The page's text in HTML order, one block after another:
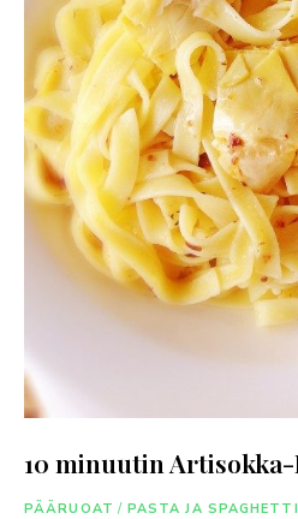
10 minuutin Artisokka-
PÄÄRUOAT / PASTA JA SPAGHETTI